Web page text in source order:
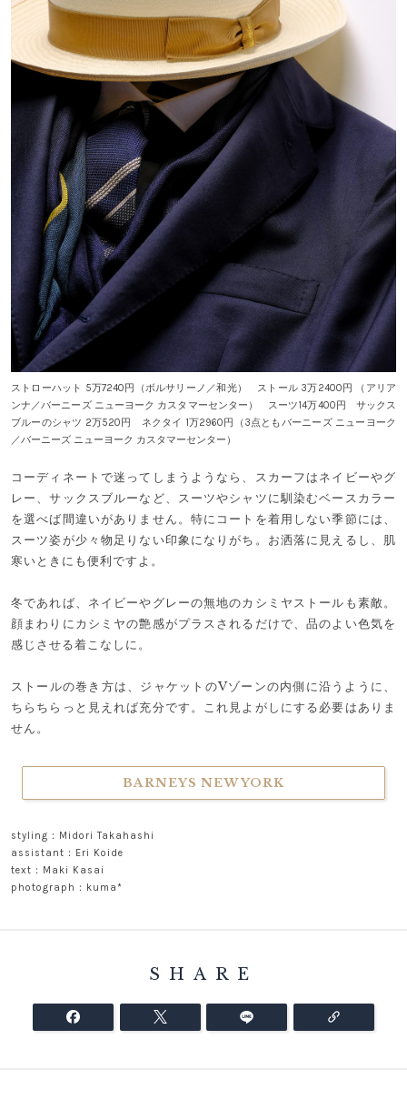
ストローハット 5万7240円（ボルサリーノ／和光） ストール 3万2400円 （アリア
ンナ／バーニーズ ニューヨーク カスタマーセンター） スーツ14万400円 サックス
ブルーのシャツ 2万520円 ネクタイ 1万2960円（3点ともバーニーズ ニューヨーク
／バーニーズ ニューヨーク カスタマーセンター）
コーディネートで迷ってしまうようなら、スカーフはネイビーやグ
レー、サックスブルーなど、スーツやシャツに馴染むベースカラー
を選べば間違いがありません。特にコートを着用しない季節には、
スーツ姿が少々物足りない印象になりがち。お洒落に見えるし、肌
寒いときにも便利ですよ。
冬であれば、ネイビーやグレーの無地のカシミヤストールも素敵。
顔まわりにカシミヤの艶感がプラスされるだけで、品のよい色気を
感じさせる着こなしに。
ストールの巻き方は、ジャケットのVゾーンの内側に沿うように、
ちらちらっと見えれば充分です。これ見よがしにする必要はありま
せん。
BARNEYS NEW YORK
styling：Midori Takahashi
assistant：Eri Koide
text：Maki Kasai
photograph：kuma*
SHARE